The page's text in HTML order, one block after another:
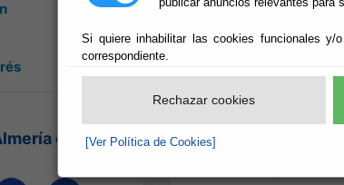
Si quiere inhabilitar las cookies funcionales y/
correspondiente.
Rechazar cookies
[Ver Política de Cookies]
en la
1 de Enero, 6 de Enero,
01 de Mayo, 15 de
CÓMPUTO